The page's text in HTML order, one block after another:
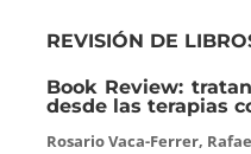
REVISIÓN DE
Book Review:
desde las terapias
Rosario Vaca-Ferrer,